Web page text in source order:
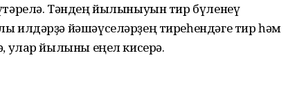
Тәндең йылыныуын тир бүленеү
илдәрҙә йәшәүселәрҙең тиреһендәге тир һәм
улар йылыны еңел кисерә.